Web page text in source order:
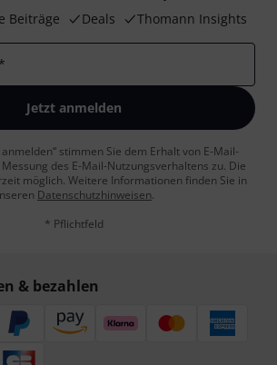
Beiträge
Deals Thomann Insights
*
Jetzt anmelden
anmelden“ stimmen Sie dem Erhalt von E-Mail-
des E-Mail-Nutzungsverhaltens zu. Die
möglich. Weitere Informationen finden Sie in
Datenschutzhinweisen.
* Pflichtfeld
& bezahlen